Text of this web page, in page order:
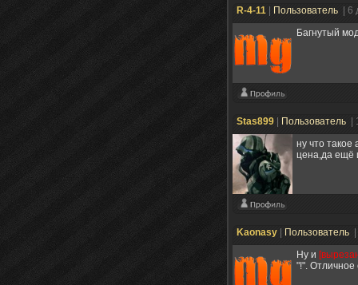
R-4-11 Пользователь
|
Багнутый
Stas899 Пользователь
|
ну что такое
цена,да ещё
Kaonasy Пользователь
Ну и
"!". Отличное